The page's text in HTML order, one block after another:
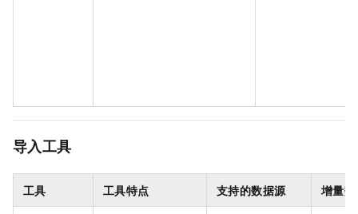
导入工具
工具 工具特点 支持的数据源 增量